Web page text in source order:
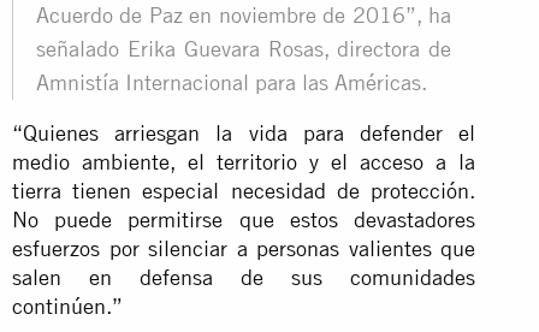
Acuerdo de Paz en noviembre de 2016”, ha
señalado Erika Guevara Rosas, directora de
Amnistía Internacional para las Américas.
“Quienes arriesgan la vida para defender el
medio ambiente, el territorio y el acceso a la
tierra tienen especial necesidad de protección.
No puede permitirse que estos devastadores
esfuerzos por silenciar a personas valientes que
salen en defensa de sus comunidades
continúen.”